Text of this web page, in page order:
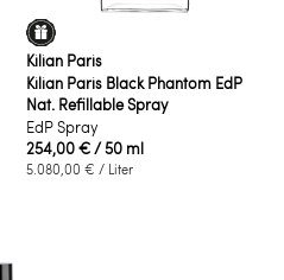
Kilian Paris
Kilian Paris Black Phantom EdP
Nat. Refillable Spray
EdP Spray
254,00 €/ 50 ml
5.080,00 € / Liter